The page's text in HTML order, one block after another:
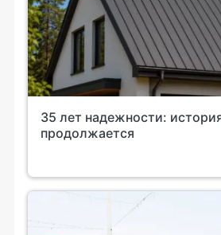
35 лет надежности:
продолжается